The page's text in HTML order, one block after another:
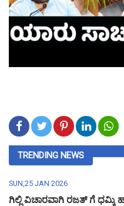
TRENDING NEWS
SUN,25 JAN 2026
ಗಿಲ್ಲಿ ವಿಚಾರವಾಗಿ ರಜತ್ ಗೆ ಧಮ್ಕಿ